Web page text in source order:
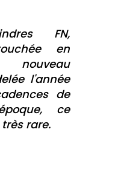
FN,
en
l'année
de
ce
rare.